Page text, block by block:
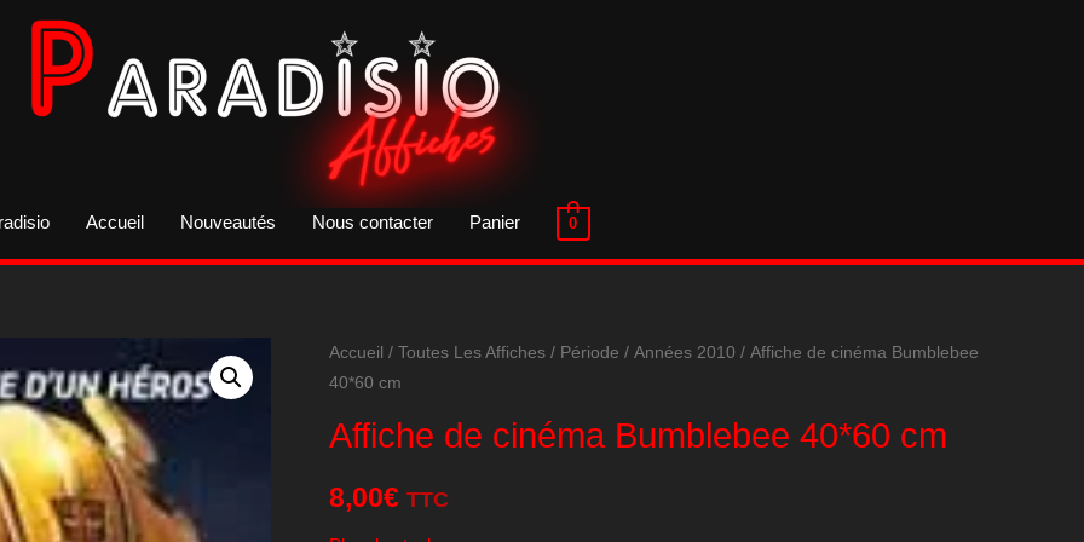
Accueil Nouveautés Nous contacter Panier 0
Accueil / Toutes Les Affiches / Période / Années 2010 / Affiche de cinéma Bumblebee
40*60 cm
Affiche de cinéma Bumblebee 40*60 cm
8,00€ TTC